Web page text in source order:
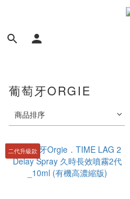
葡萄牙ORGIE
商品排序
二代升級款